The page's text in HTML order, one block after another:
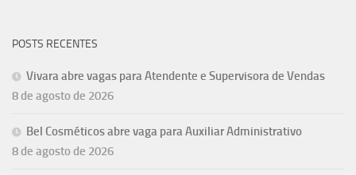
POSTS RECENTES
Vivara abre vagas para Atendente e Supervisora de Vendas
8 de agosto de 2026
Bel Cosméticos abre vaga para Auxiliar Administrativo
8 de agosto de 2026